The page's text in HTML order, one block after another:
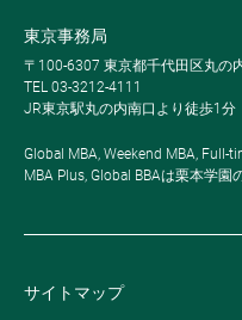
東京事務局
〒100-6307 東京都千代田区丸の
TEL 03-3212-4111
JR東京駅丸の内南口より徒歩1分
Global MBA, Weekend MBA, Full-
MBA Plus, Global BBAは栗本学園
サイトマップ